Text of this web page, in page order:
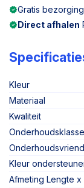
Gratis
Direct afhalen
Kleur
Materiaal
Kwaliteit
Onderhoudsklasse
Kleur
Afmeting Lengte